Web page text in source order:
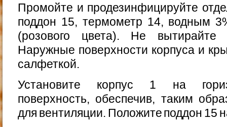
Промойте и продезинфицируйте
поддон 15, термометр 14, водным
(розового цвета). Не
Наружные поверхности корпуса и
салфеткой.
Установите корпус 1 на
поверхность, обеспечив, та­ким
для вентиляции. Положите поддон 15